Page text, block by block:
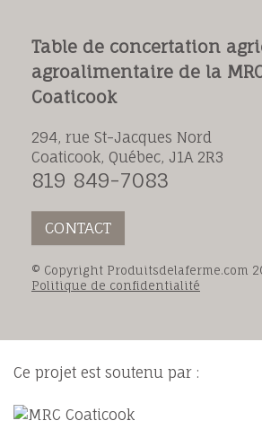
Table de concertation
agroalimentaire de la
Coaticook
294, rue St-Jacques Nord
Coaticook, Québec, J1A 2R3
819 849-7083
CONTACT
© Copyright Produitsdelaferme.com
Politique de confidentialité
Ce projet est soutenu par :